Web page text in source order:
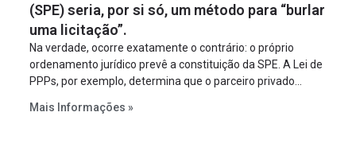
(SPE) seria, por si só, um método para “burlar
uma licitação”.
Na verdade, ocorre exatamente o contrário: o próprio
ordenamento jurídico prevê a constituição da SPE. A Lei de
PPPs, por exemplo, determina que o parceiro privado
empreendimento. Ou seja, a suposta “fraude à licitação” é
Mais Informações »